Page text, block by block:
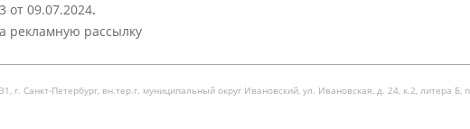
09.07.2024.
рекламную рассылку
Петербург, вн.тер.г. муниципальный округ Ивановский, ул. Ивановская, д. 24, к.2, литера Б,